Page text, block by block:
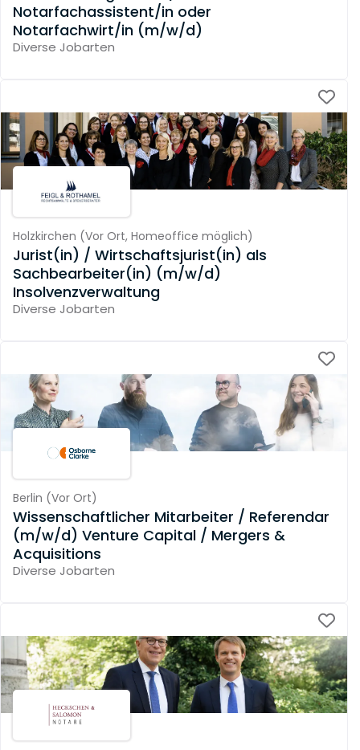
Notarfachassistent/in oder
Notarfachwirt/in (m/w/d)
Diverse Jobarten
Holzkirchen (Vor Ort, Homeoffice möglich)
Jurist(in) / Wirtschaftsjurist(in) als
Sachbearbeiter(in) (m/w/d)
Insolvenzverwaltung
Diverse Jobarten
Berlin (Vor Ort)
Wissenschaftlicher Mitarbeiter / Referendar
(m/w/d) Venture Capital / Mergers &
Acquisitions
Diverse Jobarten